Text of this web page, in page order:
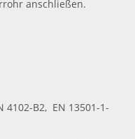
anschließen.
B2, EN 13501-1-